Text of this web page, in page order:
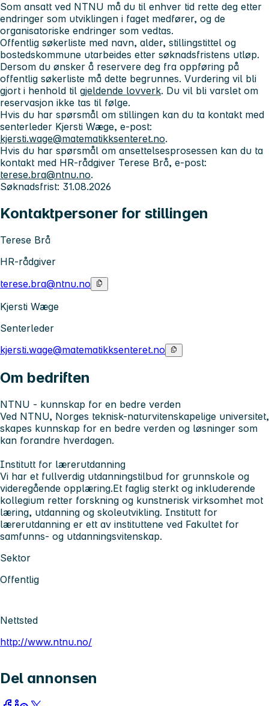
Som ansatt ved NTNU må du til enhver tid rette deg etter
endringer som utviklingen i faget medfører, og de
organisatoriske endringer som vedtas.
Offentlig søkerliste med navn, alder, stillingstittel og
bostedskommune utarbeides etter søknadsfristens utløp.
Dersom du ønsker å reservere deg fra oppføring på
offentlig søkerliste må dette begrunnes. Vurdering vil bli
gjort i henhold til gjeldende lovverk. Du vil bli varslet om
reservasjon ikke tas til følge.
Hvis du har spørsmål om stillingen kan du ta kontakt med
senterleder Kjersti Wæge, e-post:
kjersti.wage@matematikksenteret.no.
Hvis du har spørsmål om ansettelsesprosessen kan du ta
kontakt med HR-rådgiver Terese Brå, e-post:
terese.bra@ntnu.no.
Søknadsfrist: 31.08.2026
Kontaktpersoner for stillingen
Terese Brå
HR-rådgiver
terese.bra@ntnu.no
Kjersti Wæge
Senterleder
kjersti.wage@matematikksenteret.no
Om bedriften
NTNU - kunnskap for en bedre verden
Ved NTNU, Norges teknisk-naturvitenskapelige universitet,
skapes kunnskap for en bedre verden og løsninger som
kan forandre hverdagen.
Institutt for lærerutdanning
Vi har et fullverdig utdanningstilbud for grunnskole og
videregående opplæring.Et faglig sterkt og inkluderende
kollegium retter forskning og kunstnerisk virksomhet mot
læring, utdanning og skoleutvikling. Institutt for
lærerutdanning er ett av instituttene ved Fakultet for
samfunns- og utdanningsvitenskap.
Sektor
Offentlig
Nettsted
http://www.ntnu.no/
Del annonsen